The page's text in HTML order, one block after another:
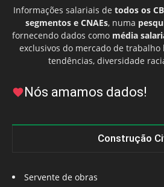
Informações salariais de todos os
segmentos e CNAEs, numa
fornecendo dados como média
exclusivos do mercado de
tendências, diversidade
Nós amamos dados!
Construção
Servente de obras